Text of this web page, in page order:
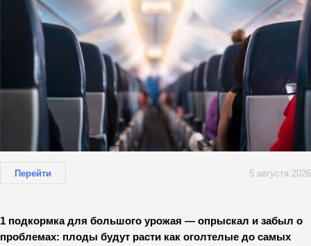
Перейти 5 августа 2026
1 подкормка для большого урожая — опрыскал и забыл о
проблемах: плоды будут расти как оголтелые до самых